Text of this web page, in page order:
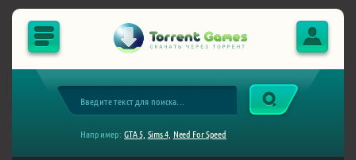
Например: GTA 5, Sims 4, Need For Speed